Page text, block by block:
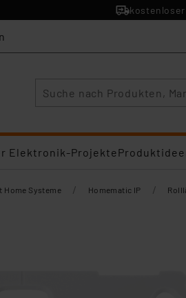
kostenloser
Elektronik-Projekte
Home Systeme / Homematic IP /